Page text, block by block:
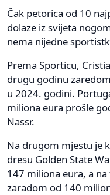
Čak petorica od 10
dolaze iz svijeta
nema nijedne
Prema Sporticu,
drugu godinu
u 2024. godini.
miliona eura prošle
Nassr.
Na drugom mjestu je
dresu Golden State
147 miliona eura, a
zaradom od 140